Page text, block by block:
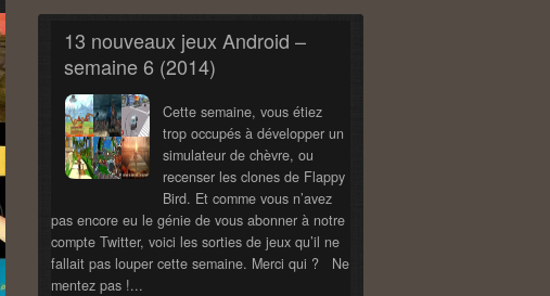
13 nouveaux jeux Android –
semaine 6 (2014)
Cette semaine, vous étiez
trop occupés à développer un
simulateur de chèvre, ou
recenser les clones de Flappy
Bird. Et comme vous n’avez
pas encore eu le génie de vous abonner à notre
compte Twitter, voici les sorties de jeux qu’il ne
fallait pas louper cette semaine. Merci qui ? Ne
mentez pas !...